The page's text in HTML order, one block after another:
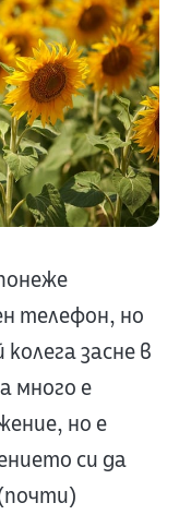
телефон, но
засне в
много е
но е
си да